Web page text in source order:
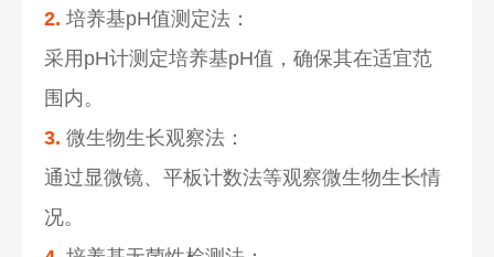
2. 培养基pH值测定法：
采用pH计测定培养基pH值，确保其在适宜范
围内。
3. 微生物生长观察法：
通过显微镜、平板计数法等观察微生物生长情
况。